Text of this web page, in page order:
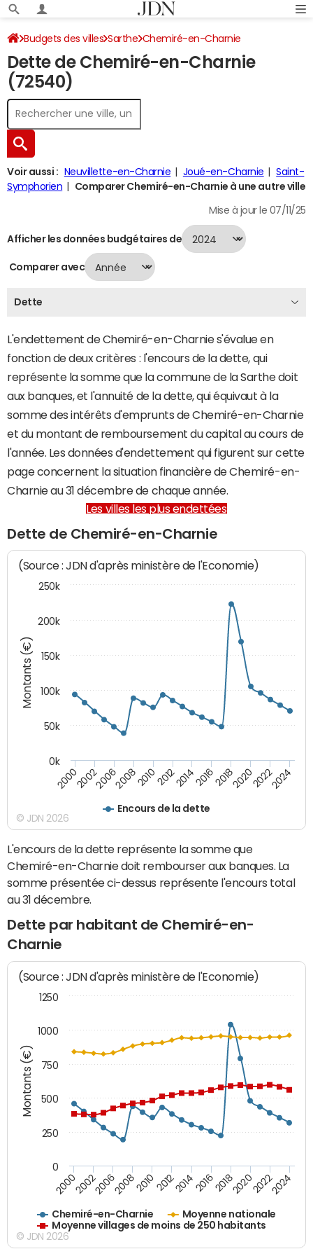
Budgets des villes Sarthe Chemiré-en-Charnie
Dette au 31/12/2024
Dette de Chemiré-en-Charnie
(72540)
Voir aussi : Neuvillette-en-Charnie Joué-en-Charnie
Saint-
Symphorien
Comparer Chemiré-en-Charnie à une autre ville
Mise à jour le 07/11/25
Afficher les données budgétaires de
Comparer avec
Dette
L'endettement de Chemiré-en-Charnie s'évalue en
fonction de deux critères : l'encours de la dette, qui
représente la somme que la commune de la Sarthe doit
aux banques, et l'annuité de la dette, qui équivaut à la
somme des intérêts d'emprunts de Chemiré-en-Charnie
et du montant de remboursement du capital au cours de
l'année. Les données d'endettement qui figurent sur cette
page concernent la situation financière de Chemiré-en-
Charnie au 31 décembre de chaque année.
Les villes les plus endettées
Dette de Chemiré-en-Charnie
Montants (€)
(Source : JDN d'après ministère de l'Economie)
Encours de la dette
200020022006200820102012201420162018202020222024
0k
50k
100k
150k
200k
250k
© JDN 2026
L'encours de la dette représente la somme que
Chemiré-en-Charnie doit rembourser aux banques. La
somme présentée ci-dessus représente l'encours total
au 31 décembre.
Dette par habitant de Chemiré-en-
Charnie
Montants (€)
(Source : JDN d'après ministère de l'Economie)
Chemiré-en-Charnie
Moyenne nationale
Moyenne villages de moins de 250 habitants
200020022006200820102012201420162018202020222024
0
250
500
750
1000
1250
© JDN 2026